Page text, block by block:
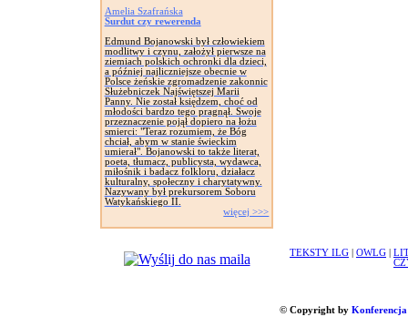
Amelia Szafrańska
Surdut czy rewerenda
Edmund Bojanowski był człowiekiem
modlitwy i czynu, założył pierwsze na
ziemiach polskich ochronki dla dzieci,
a później najliczniejsze obecnie w
Polsce żeńskie zgromadzenie zakonnic
Służebniczek Najświętszej Marii
Panny. Nie został księdzem, choć od
młodości bardzo tego pragnął. Swoje
przeznaczenie pojął dopiero na łożu
smierci: "Teraz rozumiem, że Bóg
chciał, abym w stanie świeckim
umierał". Bojanowski to także literat,
poeta, tłumacz, publicysta, wydawca,
miłośnik i badacz folkloru, działacz
kulturalny, społeczny i charytatywny.
Nazywany był prekursorem Soboru
Watykańskiego II.
więcej >>>
TEKSTY ILG OWLG
© Copyright by Konferencja